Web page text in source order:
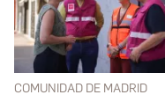
COMUNIDAD DE MADRID